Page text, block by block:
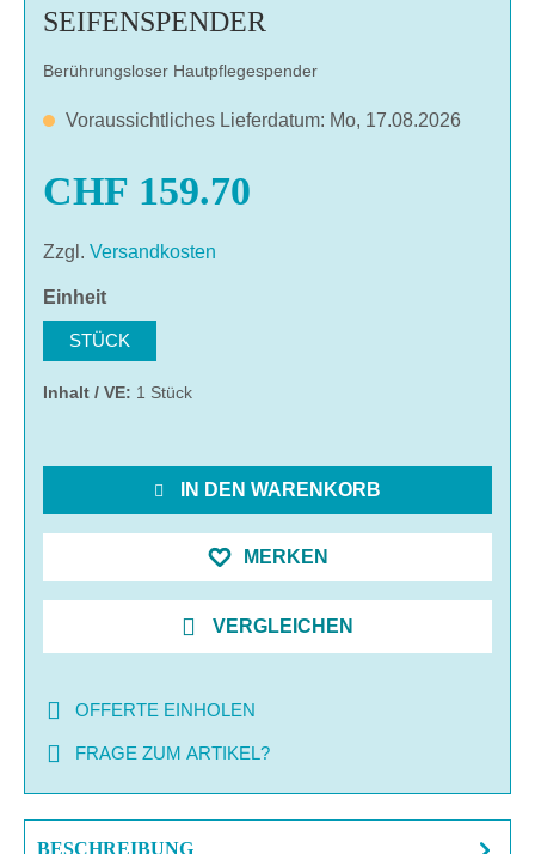
SEIFENSPENDER
Berührungsloser Hautpflegespender
Voraussichtliches Lieferdatum: Mo, 17.08.2026
CHF 159.70
Zzgl. Versandkosten
Einheitauswählen
STÜCK
Inhalt / VE: 1 Stück
IN DEN WARENKORB
MERKEN
VERGLEICHEN
OFFERTE EINHOLEN
FRAGE ZUM ARTIKEL?
BESCHREIBUNG